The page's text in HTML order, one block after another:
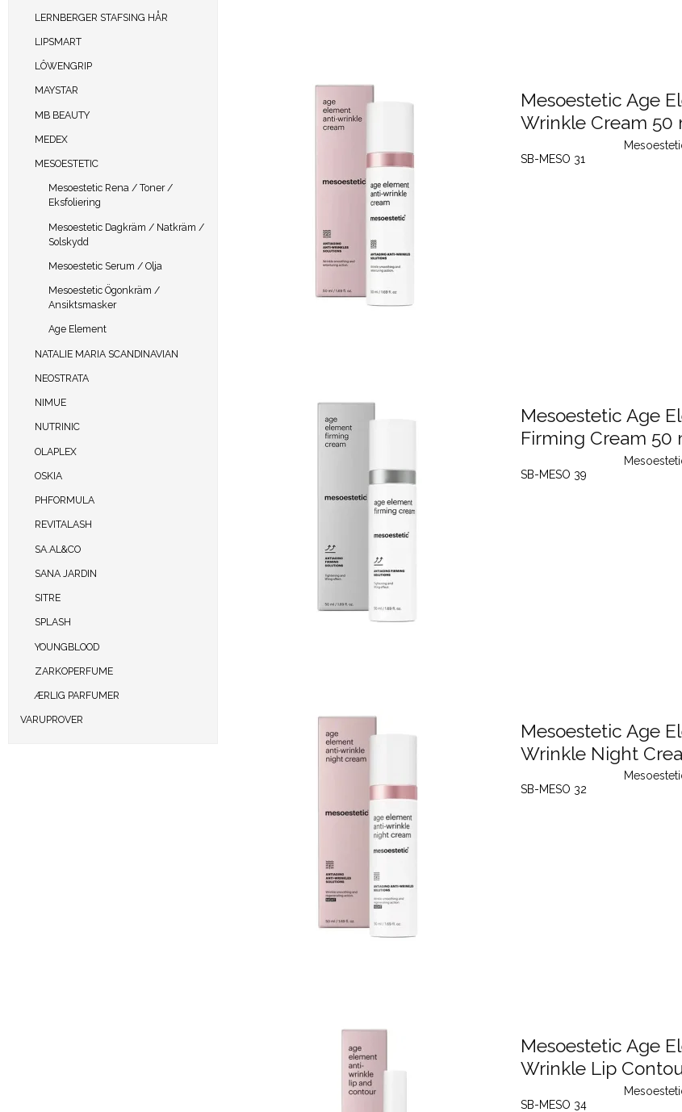
LERNBERGER STAFSING HÅR
LIPSMART
LÔWENGRIP
MAYSTAR
MB BEAUTY
MEDEX
MESOESTETIC
Mesoestetic Rena / Toner /
Eksfoliering
Mesoestetic Dagkräm / Natkräm /
Solskydd
Mesoestetic Serum / Olja
Mesoestetic Ögonkräm /
Ansiktsmasker
Age Element
NATALIE MARIA SCANDINAVIAN
NEOSTRATA
NIMUE
NUTRINIC
OLAPLEX
OSKIA
PHFORMULA
REVITALASH
SA.AL&CO
SANA JARDIN
SITRE
SPLASH
YOUNGBLOOD
ZARKOPERFUME
ÆRLIG PARFUMER
VARUPROVER
Mesoestetic Age
Wrinkle Cream 50
SB-MESO 31
Mesoestetic Age
Firming Cream 50
SB-MESO 39
Mesoestetic Age
Wrinkle Night
SB-MESO 32
Mesoestetic Age
Wrinkle Lip
SB-MESO 34